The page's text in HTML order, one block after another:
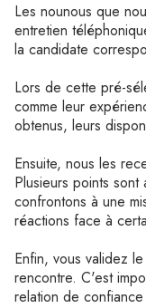
Les nounous que
entretien
la candidate
Lors de cette pré-
comme leur
obtenus, leurs
Ensuite, nous les
Plusieurs points
confrontons à une
réactions face à
Enfin, vous validez
rencontre. C'est
relation de